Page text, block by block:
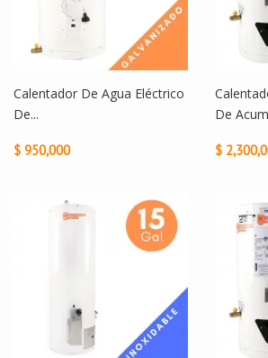
Calentador De Agua Eléctrico
De...
$ 950,000
De
$